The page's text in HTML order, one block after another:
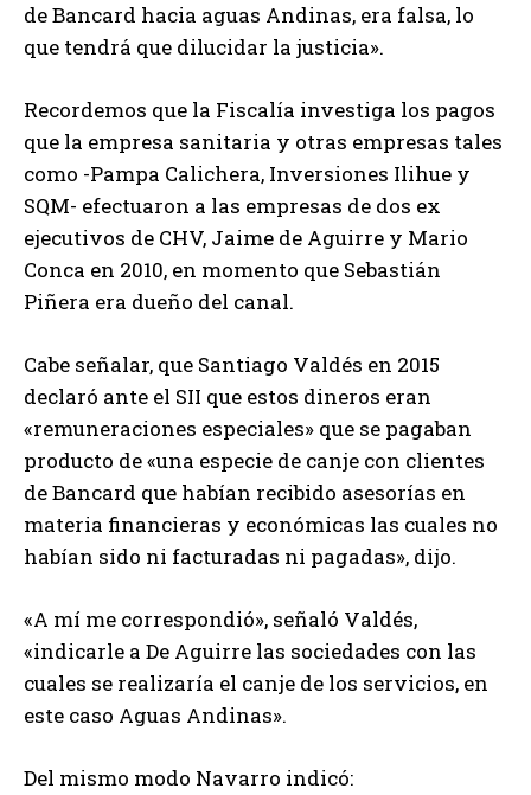
de Bancard hacia aguas Andinas, era falsa, lo
que tendrá que dilucidar la justicia».
Recordemos que la Fiscalía investiga los pagos
que la empresa sanitaria y otras empresas tales
como -Pampa Calichera, Inversiones Ilihue y
SQM- efectuaron a las empresas de dos ex
ejecutivos de CHV, Jaime de Aguirre y Mario
Conca en 2010, en momento que Sebastián
Piñera era dueño del canal.
Cabe señalar, que Santiago Valdés en 2015
declaró ante el SII que estos dineros eran
«remuneraciones especiales» que se pagaban
producto de «una especie de canje con clientes
de Bancard que habían recibido asesorías en
materia financieras y económicas las cuales no
habían sido ni facturadas ni pagadas», dijo.
«A mí me correspondió», señaló Valdés,
«indicarle a De Aguirre las sociedades con las
cuales se realizaría el canje de los servicios, en
este caso Aguas Andinas».
Del mismo modo Navarro indicó: